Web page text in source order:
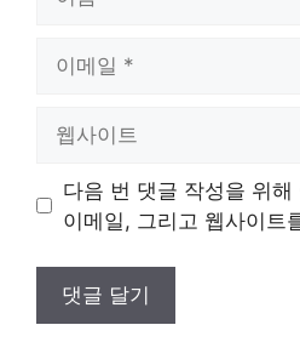
트
다음 번 댓글 작성을 위
이메일, 그리고 웹사이트